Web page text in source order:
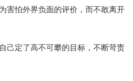
害怕外界负面的评价，而不敢离开
己定了高不可攀的目标，不断苛责